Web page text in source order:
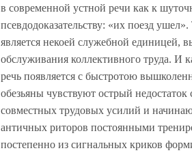
в современной устной речи как к
псевдодоказательству: «их поезд
является некоей служебной единицей,
обслуживания коллективного труда. И
речь появляется с быстротою
обезьяны чувствуют острый
совместных трудовых усилий и
античных риторов постоянными
постепенно из сигнальных криков